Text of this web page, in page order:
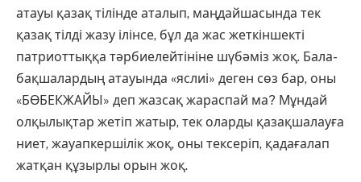
атауы қазақ тілінде аталып, маңдайшасында тек
қазақ тілді жазу ілінсе, бұл да жас жеткіншекті
патриоттыққа тәрбиелейтініне шүбәміз жоқ. Бала-
бақшалардың атауында «яслиі» деген сөз бар, оны
«БӨБЕКЖАЙЫ» деп жазсақ жараспай ма? Мұндай
олқылықтар жетіп жатыр, тек оларды қазақшалауға
ниет, жауапкершілік жоқ, оны тексеріп, қадағалап
жатқан құзырлы орын жоқ.